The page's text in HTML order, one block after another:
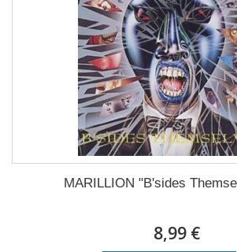
MARILLION "B'sides
8,99 €